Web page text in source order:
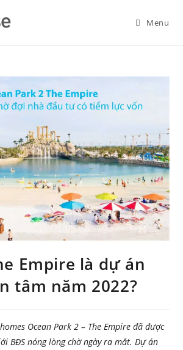
Menu
Empire là dự án
tâm năm 2022?
Ocean Park 2 – The Empire đã được
BĐS nóng lòng chờ ngày ra mắt. Dự án